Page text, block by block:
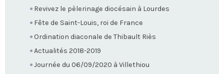
Revivez le pèlerinage diocésain à Lourdes
Fête de Saint-Louis, roi de France
Ordination diaconale de Thibault Riès
Actualités 2018-2019
Journée du 06/09/2020 à Villethiou